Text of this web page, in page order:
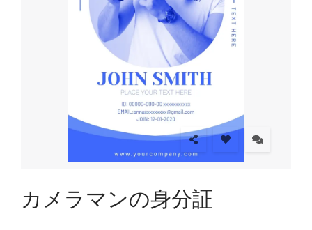
カメラマンの身分証